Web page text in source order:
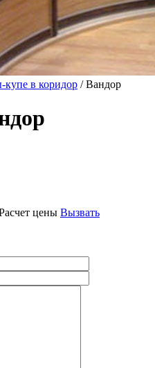
в коридор / Вандор
цены Вызвать